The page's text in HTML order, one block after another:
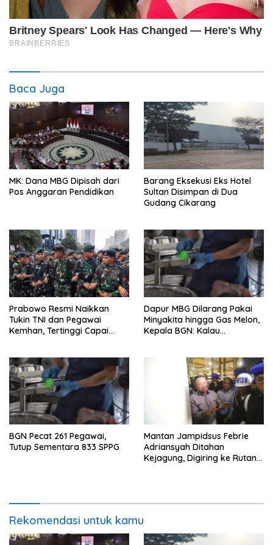
Baca Juga
MK: Dana MBG Dipisah dari
Pos Anggaran Pendidikan
Barang Eksekusi Eks Hotel
Sultan Disimpan di Dua
Gudang Cikarang
Prabowo Resmi Naikkan
Tukin TNI dan Pegawai
Kemhan, Tertinggi Capai
Dapur MBG Dilarang Pakai
Minyakita hingga Gas Melon,
Kepala BGN: Kalau
BGN Pecat 261 Pegawai,
Tutup Sementara 833 SPPG
Mantan Jampidsus Febrie
Adriansyah Ditahan
Kejagung, Digiring ke Rutan
Rekomendasi untuk kamu